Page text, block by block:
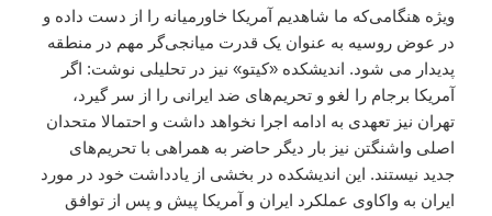
ویژه هنگامی‌که ما شاهدیم آمریکا خاورمیانه را از دست داده و
در عوض روسیه به عنوان یک قدرت میانجی‌گر مهم در منطقه
پدیدار می شود. اندیشکده «کیتو» نیز در تحلیلی نوشت: اگر
آمریکا برجام را لغو و تحریم‌های ضد ایرانی را از سر گیرد،
تهران نیز تعهدی به ادامه اجرا نخواهد داشت و احتمالا متحدان
اصلی واشنگتن نیز بار دیگر حاضر به همراهی با تحریم‌های
جدید نیستند. این اندیشکده در بخشی از یادداشت خود در مورد
ایران به واکاوی عملکرد ایران و آمریکا پیش و پس از توافق